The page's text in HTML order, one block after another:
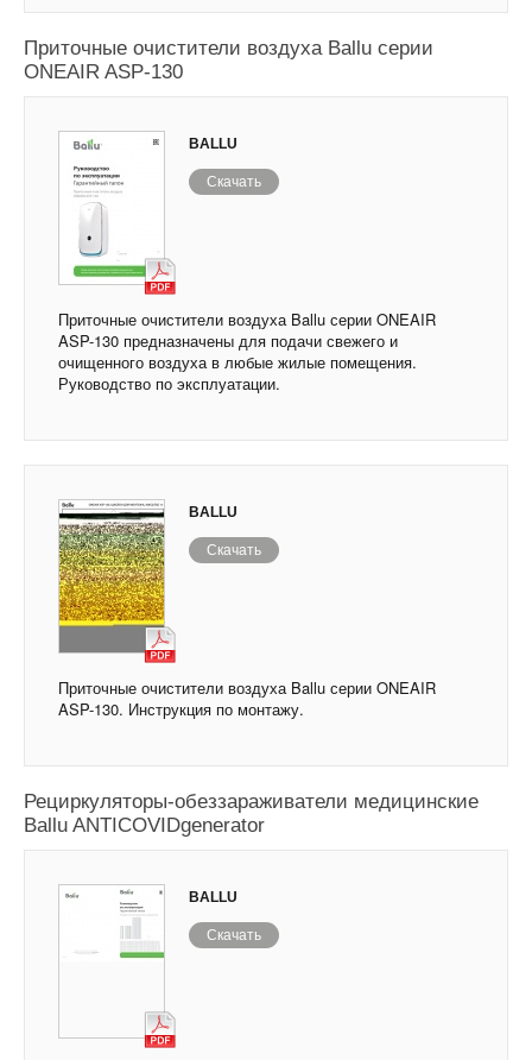
Приточные очистители воздуха Ballu серии
ONEAIR ASP-130
BALLU
Скачать
Приточные очистители воздуха Ballu серии ONEAIR
ASP-130 предназначены для подачи свежего и
очищенного воздуха в любые жилые помещения.
Руководство по эксплуатации.
BALLU
Скачать
Приточные очистители воздуха Ballu серии ONEAIR
ASP-130. Инструкция по монтажу.
Рециркуляторы-обеззараживатели медицинские
Ballu ANTICOVIDgenerator
BALLU
Скачать